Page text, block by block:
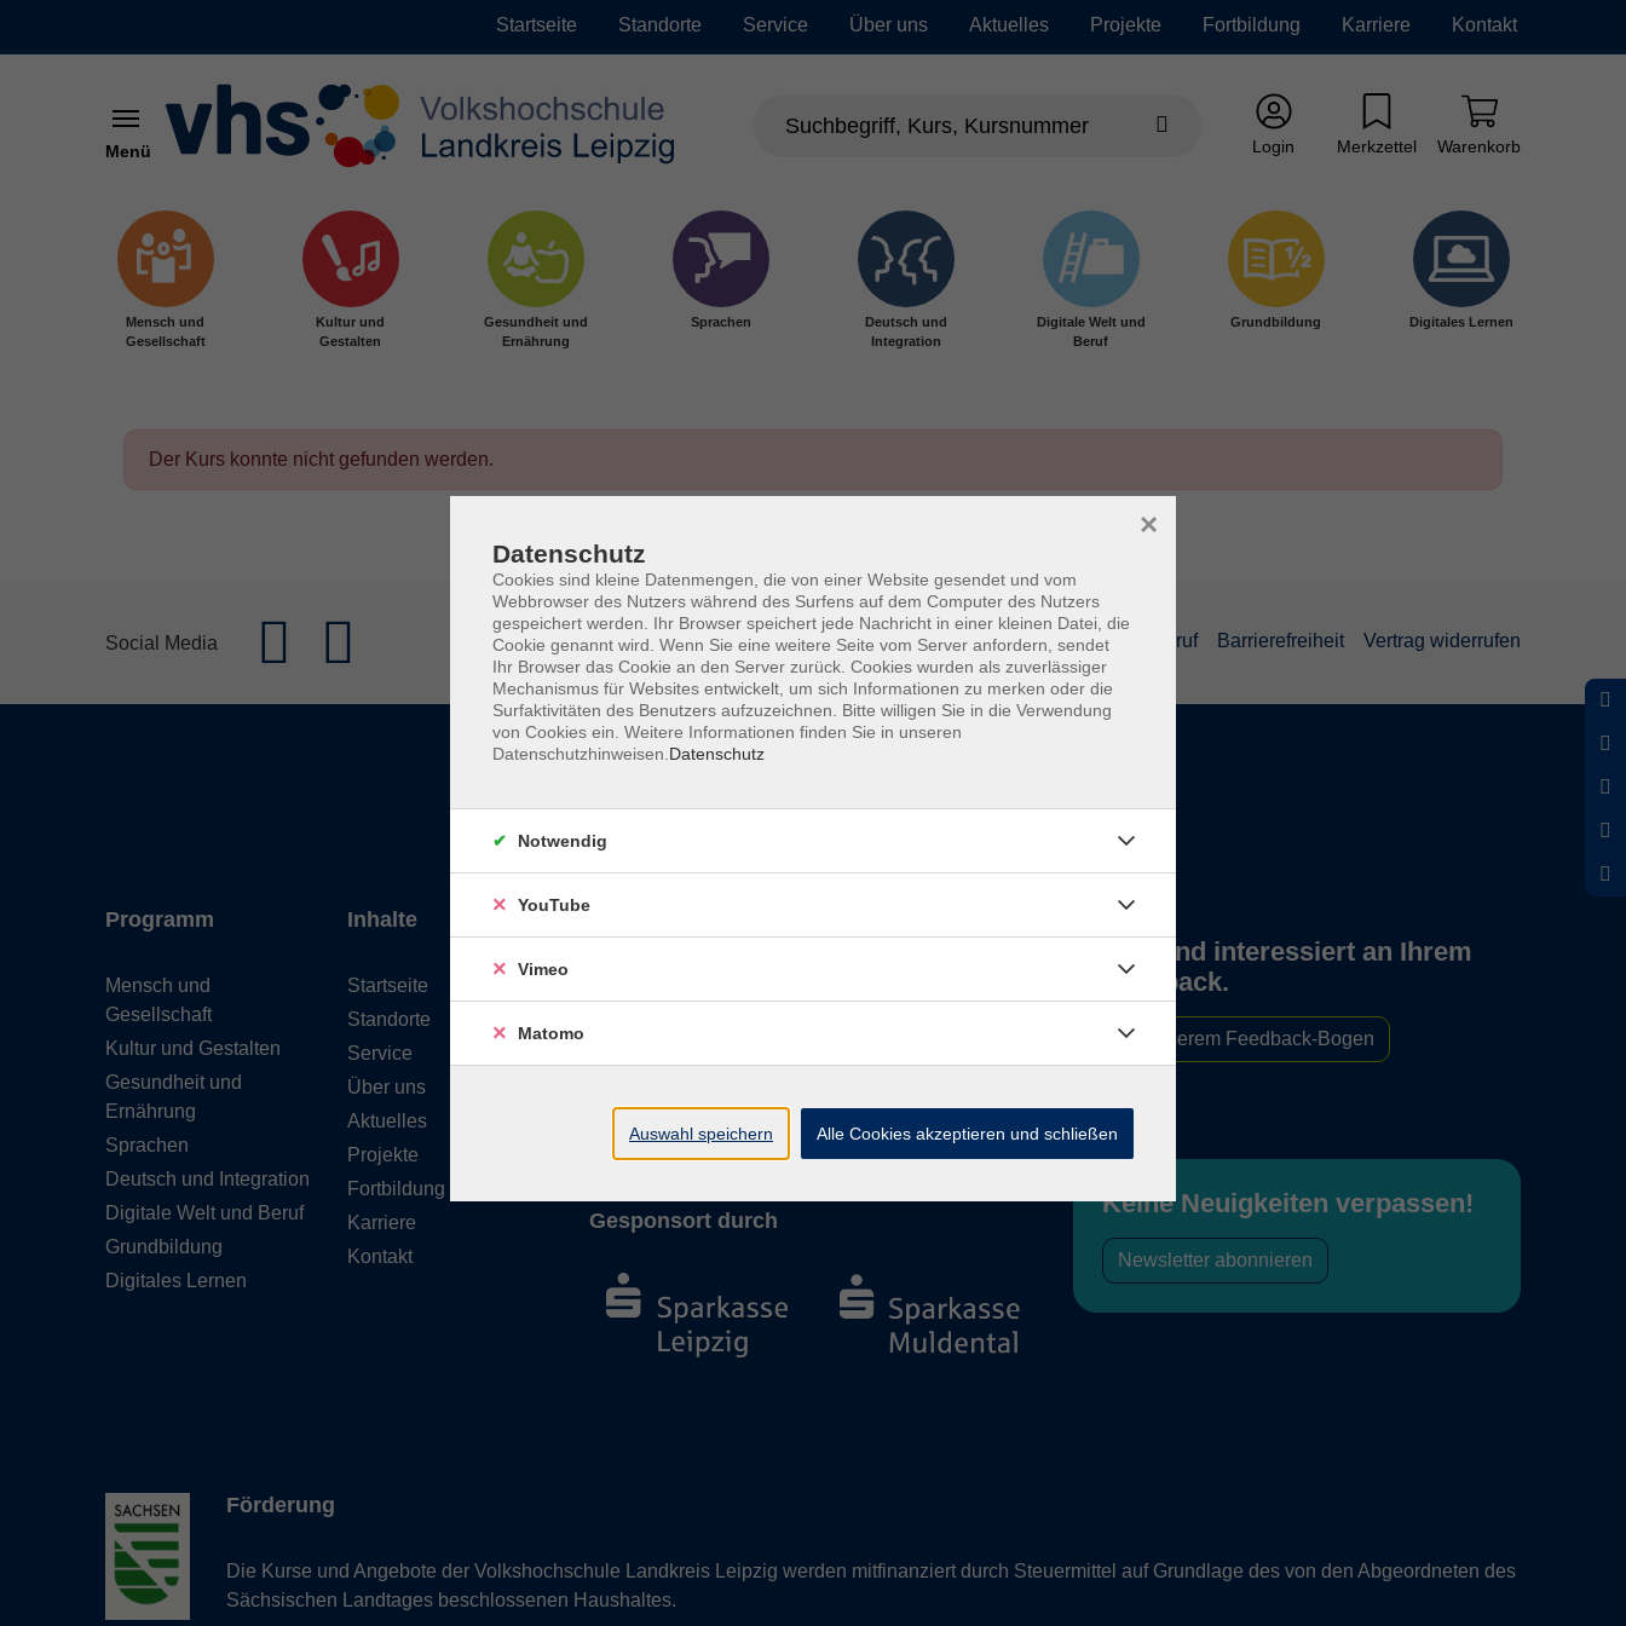
Startseite Standorte Service Über uns Aktuelles Projekte Fortbildung Karriere Kontakt
Menü Login Merkzettel Warenkorb
Mensch und
Gesellschaft
Kultur und
Gestalten
Gesundheit und
Ernährung
Sprachen
Deutsch und
Integration
Digitale Welt und
Beruf
Grundbildung Digitales Lernen
Der Kurs konnte nicht gefunden werden.
Social Media Impressum Datenschutzerklärung AGB und Widerruf Barrierefreiheit Vertrag widerrufen
Programm
Mensch und
Gesellschaft
Kultur und Gestalten
Gesundheit und
Ernährung
Sprachen
Deutsch und Integration
Digitale Welt und Beruf
Grundbildung
Digitales Lernen
Inhalte
Startseite
Standorte
Service
Über uns
Aktuelles
Projekte
Fortbildung
Karriere
Kontakt
Gesponsort durch
Wir sind interessiert an Ihrem
Feedback.
Zu unserem Feedback-Bogen
Keine Neuigkeiten verpassen!
Newsletter abonnieren
Förderung
Die Kurse und Angebote der Volkshochschule Landkreis Leipzig werden mitfinanziert durch Steuermittel auf Grundlage des von den Abgeordneten des
Sächsischen Landtages beschlossenen Haushaltes.
Datenschutz
Cookies sind kleine Datenmengen, die von einer Website gesendet und vom
Webbrowser des Nutzers während des Surfens auf dem Computer des Nutzers
gespeichert werden. Ihr Browser speichert jede Nachricht in einer kleinen Datei, die
Cookie genannt wird. Wenn Sie eine weitere Seite vom Server anfordern, sendet
Ihr Browser das Cookie an den Server zurück. Cookies wurden als zuverlässiger
Mechanismus für Websites entwickelt, um sich Informationen zu merken oder die
Surfaktivitäten des Benutzers aufzuzeichnen. Bitte willigen Sie in die Verwendung
von Cookies ein. Weitere Informationen finden Sie in unseren
Datenschutzhinweisen. Datenschutz
×
Notwendig
YouTube
Vimeo
Matomo
Auswahl speichern Alle Cookies akzeptieren und schließen